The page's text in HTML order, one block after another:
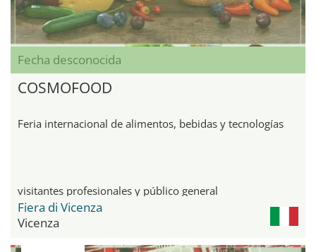
Fecha desconocida
COSMOFOOD
Feria internacional de alimentos, bebidas y tecnologías
visitantes profesionales y público general
Fiera di Vicenza
Vicenza